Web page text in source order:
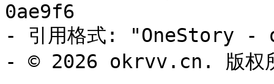
0ae9f6
- 引用格式: "OneStory -
- © 2026 okrvv.cn. 版权